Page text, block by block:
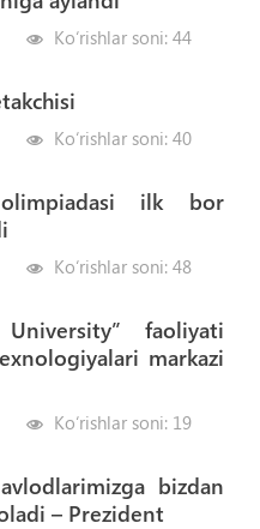
Ko‘rishlar soni: 44
Ko‘rishlar soni: 40
ilk bor
Ko‘rishlar soni: 48
faoliyati
markazi
Ko‘rishlar soni: 19
bizdan
– Prezident